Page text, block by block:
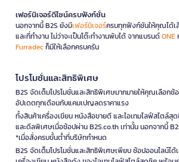
เฟอร์นิเจอร์ดีไซน์ครบฟังก์ชั่น
นอกจากนี้ B2S ยังมีเฟอร์นิเจอร์ครบทุกฟังก์ชันให้คุณได้
และที่ทำงาน ไม่ว่าจะเป็นโต๊ะทำงานพับได้ จากแบรนด์ONE
Furradecก็มีให้เลือกครบครัน
โปรโมชั่นและสิทธิพิเศษ
B2S จัดเต็มโปรโมชั่นและสิทธิพิเศษมากมายให้คุณเลือกช้
อัปเดตทุกเดือนกับแคมเปญลดราคาแรง
ทั้งสินค้าเครื่องเขียน หนังสือขายดี และไอเทมไลฟ์สไตล์
และดีลพิเศษเมื่อช้อปผ่าน B2S.co.th เท่านั้น นอกจากนี้
*เมื่อสั่งครบขั้นต่ำที่บริษัทกำหนด
B2S จัดเต็มโปรโมชั่นและสิทธิพิเศษเพียบ ช้อปออนไลน์ไ